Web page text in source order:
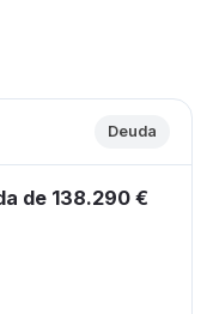
Deuda
de 138.290 €